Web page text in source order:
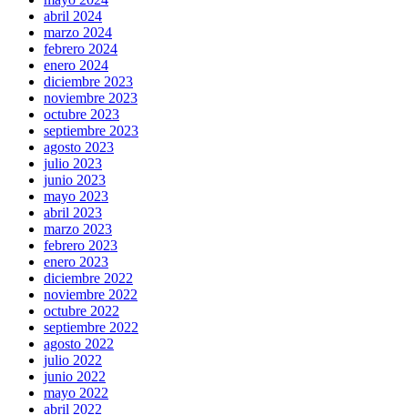
abril 2024
marzo 2024
febrero 2024
enero 2024
diciembre 2023
noviembre 2023
octubre 2023
septiembre 2023
agosto 2023
julio 2023
junio 2023
mayo 2023
abril 2023
marzo 2023
febrero 2023
enero 2023
diciembre 2022
noviembre 2022
octubre 2022
septiembre 2022
agosto 2022
julio 2022
junio 2022
mayo 2022
abril 2022